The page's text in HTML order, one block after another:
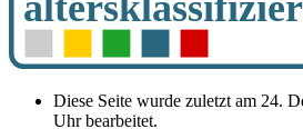
Diese Seite wurde zuletzt am 24.
Uhr bearbeitet.